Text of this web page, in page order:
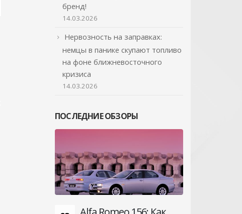
бренд!
14.03.2026
Нервозность на заправках:
немцы в панике скупают топливо
на фоне ближневосточного
кризиса
14.03.2026
ПОСЛЕДНИЕ ОБЗОРЫ